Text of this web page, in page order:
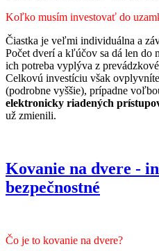
Koľko musím investovať do
Čiastka je veľmi individuálna a
Počet dverí a kľúčov sa dá len
ich potreba vyplýva z
Celkovú investíciu však ovplyvníte
(podrobne vyššie), prípadne
elektronicky riadených
už zmienili.
Kovanie na dvere -
bezpečnostné
Čo je to kovanie na dvere?